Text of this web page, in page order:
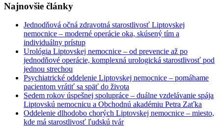
Najnovšie články
Jednodňová očná zdravotná starostlivosť Liptovskej
nemocnice – moderné operácie oka, skúsený tím a
individuálny prístup
Urológia Liptovskej nemocnice – od prevencie až po
jednodňové operácie, komplexná urologická starostlivosť pod
jednou strechou
Psychiatrické oddelenie Liptovskej nemocnice – pomáhame
pacientom vrátiť sa späť do života
Sedem rokov úspešnej spolupráce – duálne vzdelávanie spája
Liptovskú nemocnicu a Obchodnú akadémiu Petra Zaťka
Oddelenie dlhodobo chorých Liptovskej nemocnice – miesto,
kde má starostlivosť ľudskú tvár